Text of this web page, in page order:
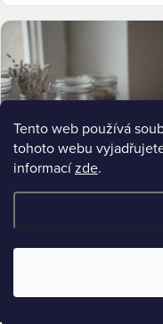
Tento web používá
tohoto webu
informacízde.
Přírodní složení v dámské
záleží. Objevte.